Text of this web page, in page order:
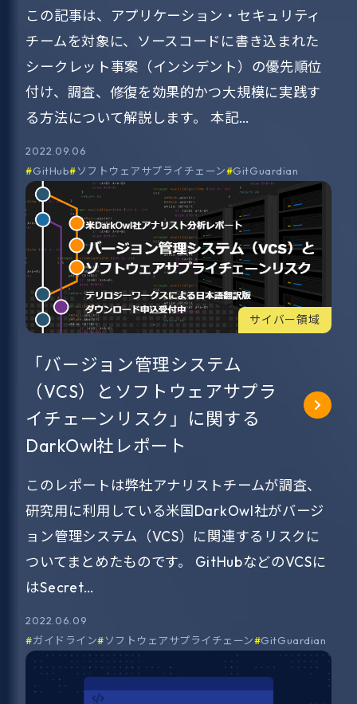
この記事は、アプリケーション・セキュリティ
チームを対象に、ソースコードに書き込まれた
シークレット事案（インシデント）の優先順位
付け、調査、修復を効果的かつ大規模に実践す
る方法について解説します。 本記…
2022.09.06
GitHub
ソフトウェアサプライチェーン GitGuardian
サイバー領域
「バージョン管理システム
（VCS）とソフトウェアサプラ
イチェーンリスク」に関する
DarkOwl社レポート
このレポートは弊社アナリストチームが調査、
研究用に利用している米国DarkOwl社がバージ
ョン管理システム（VCS）に関連するリスクに
ついてまとめたものです。 GitHubなどのVCSに
はSecret…
2022.06.09
ガイドライン
ソフトウェアサプライチェーン GitGuardian